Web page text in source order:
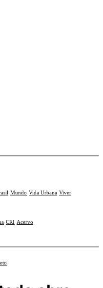
Mundo Vida Urbana Viver
CRI Acervo